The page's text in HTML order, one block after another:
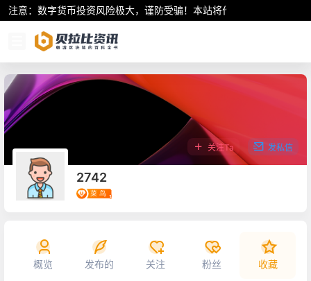
注意：数字货币投资风险极大，谨防受骗！本站将作为行业资讯共享
2742
关注Ta 发私信
概览 发布的 关注 粉丝 收藏